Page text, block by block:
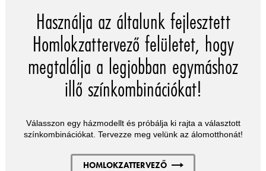
Használja az általunk fejlesztett
Homlokzattervező felületet, hogy
megtalálja a legjobban egymáshoz
illő színkombinációkat!
Válasszon egy házmodellt és próbálja ki rajta a választott
színkombinációkat. Tervezze meg velünk az álomotthonát!
HOMLOKZATTERVEZŐ